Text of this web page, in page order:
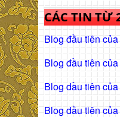
CÁC TIN TỪ
Blog đầu tiên
Blog đầu tiên
Blog dầu tiên
Blog dầu tiên